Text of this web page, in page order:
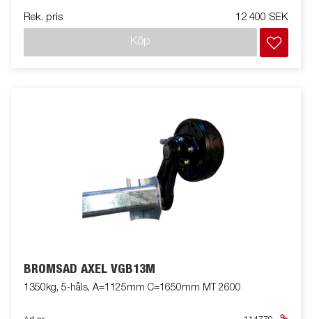
Rek. pris 12 400 SEK
Köp
BROMSAD AXEL VGB13M
1350kg, 5-håls, A=1125mm C=1650mm MT 2600